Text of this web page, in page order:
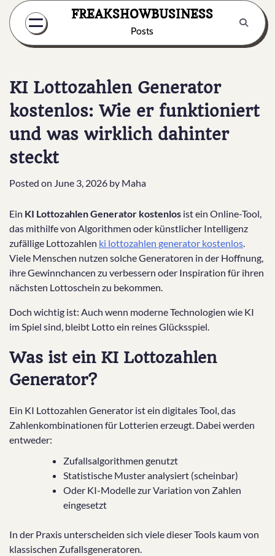
Skip
content
FREAKSHOWBUSINESS
Posts
KI Lottozahlen Generator
kostenlos: Wie er funktioniert
und was wirklich dahinter
steckt
Posted on June 3, 2026 by Maha
Ein KI Lottozahlen Generator kostenlos ist ein Online-Tool,
das mithilfe von Algorithmen oder künstlicher Intelligenz
zufällige Lottozahlen ki lottozahlen generator kostenlos.
Viele Menschen nutzen solche Generatoren in der Hoffnung,
ihre Gewinnchancen zu verbessern oder Inspiration für ihren
nächsten Lottoschein zu bekommen.
Doch wichtig ist: Auch wenn moderne Technologien wie KI
im Spiel sind, bleibt Lotto ein reines Glücksspiel.
Was ist ein KI Lottozahlen
Generator?
Ein KI Lottozahlen Generator ist ein digitales Tool, das
Zahlenkombinationen für Lotterien erzeugt. Dabei werden
entweder:
Zufallsalgorithmen genutzt
Statistische Muster analysiert (scheinbar)
Oder KI-Modelle zur Variation von Zahlen
eingesetzt
In der Praxis unterscheiden sich viele dieser Tools kaum von
klassischen Zufallsgeneratoren.